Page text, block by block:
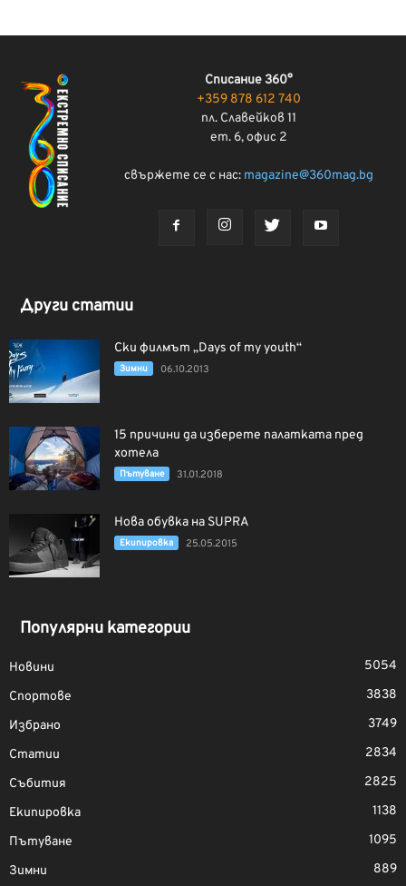
Списание 360°
+359 878 612 740
пл. Славейков 11
ет. 6, офис 2
свържете се с нас: magazine@360mag.bg
Други статии
Ски филмът „Days of my youth“
Зимни 06.10.2013
15 причини да изберете палатката пред
хотела
Пътуване 31.01.2018
Нова обувка на SUPRA
Екипировка 25.05.2015
Популярни категории
Новини
5054
Спортове
3838
Избрано
3749
Статии
2834
Събития
2825
Екипировка
1138
Пътуване
1095
Зимни
889